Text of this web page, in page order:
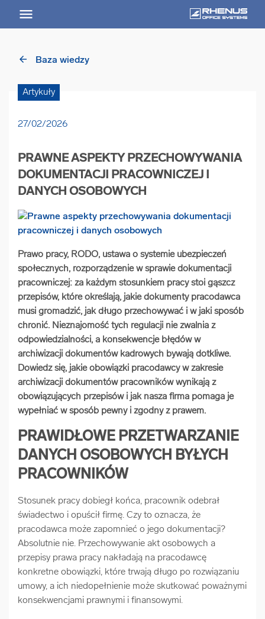
Niszczenie nośników informacji
Archiwizowanie dokumentów arrow_forward
Usługi digitalizacjyjne arrow_forward
Osuszanie dokumentów arrow_forward
Pozostałe usługi arrow_forward
arrow_back Baza wiedzy
Artykuły
27/02/2026
PRAWNE ASPEKTY PRZECHOWYWANIA
DOKUMENTACJI PRACOWNICZEJ I
DANYCH OSOBOWYCH
Prawo pracy, RODO, ustawa o systemie ubezpieczeń
społecznych, rozporządzenie w sprawie dokumentacji
pracowniczej: za każdym stosunkiem pracy stoi gąszcz
przepisów, które określają, jakie dokumenty pracodawca
musi gromadzić, jak długo przechowywać i w jaki sposób
chronić. Nieznajomość tych regulacji nie zwalnia z
odpowiedzialności, a konsekwencje błędów w
archiwizacji dokumentów kadrowych bywają dotkliwe.
Dowiedz się, jakie obowiązki pracodawcy w zakresie
archiwizacji dokumentów pracowników wynikają z
obowiązujących przepisów i jak nasza firma pomaga je
wypełniać w sposób pewny i zgodny z prawem.
PRAWIDŁOWE PRZETWARZANIE
DANYCH OSOBOWYCH BYŁYCH
PRACOWNIKÓW
Stosunek pracy dobiegł końca, pracownik odebrał
świadectwo i opuścił firmę. Czy to oznacza, że
pracodawca może zapomnieć o jego dokumentacji?
Absolutnie nie. Przechowywanie akt osobowych a
przepisy prawa pracy nakładają na pracodawcę
konkretne obowiązki, które trwają długo po rozwiązaniu
umowy, a ich niedopełnienie może skutkować poważnymi
konsekwencjami prawnymi i finansowymi.